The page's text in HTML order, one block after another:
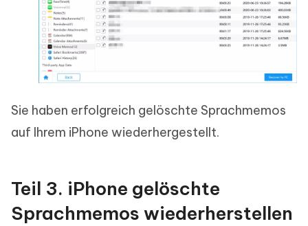
Sie haben erfolgreich gelöschte Sprachmemos
auf Ihrem iPhone wiederhergestellt.
Teil 3. iPhone gelöschte
Sprachmemos wiederherstellen